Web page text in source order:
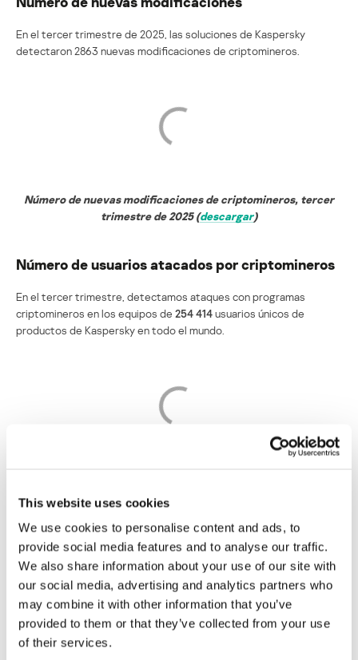
This website uses cookies
We use cookies to personalise content and ads, to
provide social media features and to analyse our traffic.
We also share information about your use of our site with
our social media, advertising and analytics partners who
may combine it with other information that you’ve
provided to them or that they’ve collected from your use
of their services.
En el tercer trimestre de 2025, las soluciones de Kaspersky
detectaron 2863 nuevas modificaciones de criptomineros.
Número de nuevas modificaciones de criptomineros, tercer
trimestre de 2025 (descargar)
Número de usuarios atacados por criptomineros
En el tercer trimestre, detectamos ataques con programas
criptomineros en los equipos de 254 414usuarios únicos de
productos de Kaspersky en todo el mundo.
tercer trimestre de 2025 (
Distribución geográfica de los ataques
TOP 10 de países y territorios atacados por
criptomineros